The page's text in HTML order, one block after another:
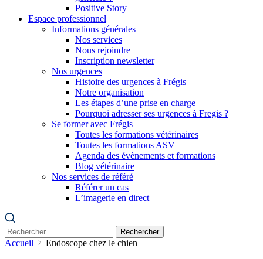
Positive Story
Espace professionnel
Informations générales
Nos services
Nous rejoindre
Inscription newsletter
Nos urgences
Histoire des urgences à Frégis
Notre organisation
Les étapes d’une prise en charge
Pourquoi adresser ses urgences à Fregis ?
Se former avec Frégis
Toutes les formations vétérinaires
Toutes les formations ASV
Agenda des évènements et formations
Blog vétérinaire
Nos services de référé
Référer un cas
L’imagerie en direct
Rechercher
Accueil Endoscope chez le chien